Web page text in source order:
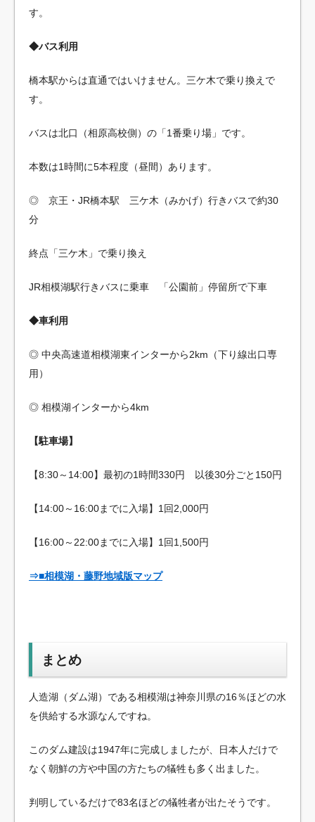
す。
◆バス利用
橋本駅からは直通ではいけません。三ケ木で乗り換えで
す。
バスは北口（相原高校側）の「1番乗り場」です。
本数は1時間に5本程度（昼間）あります。
◎ 京王・JR橋本駅 三ケ木（みかげ）行きバスで約30
分
終点「三ケ木」で乗り換え
JR相模湖駅行きバスに乗車 「公園前」停留所で下車
◆車利用
◎ 中央高速道相模湖東インターから2km（下り線出口専
用）
◎ 相模湖インターから4km
【駐車場】
【8:30～14:00】最初の1時間330円 以後30分ごと150円
【14:00～16:00までに入場】1回2,000円
【16:00～22:00までに入場】1回1,500円
⇒■相模湖・藤野地域版マップ
まとめ
人造湖（ダム湖）である相模湖は神奈川県の16％ほどの水
を供給する水源なんですね。
このダム建設は1947年に完成しましたが、日本人だけで
なく朝鮮の方や中国の方たちの犠牲も多く出ました。
判明しているだけで83名ほどの犠牲者が出たそうです。